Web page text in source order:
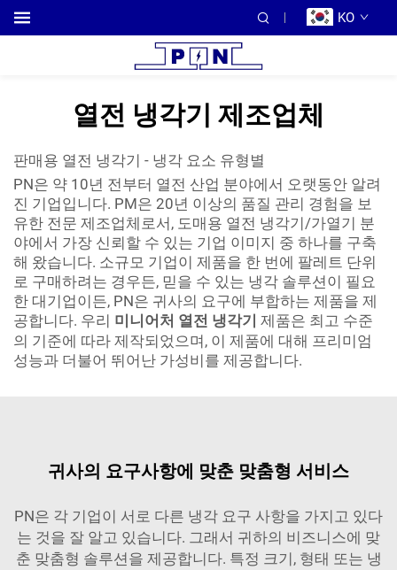
KO
열전 냉각기 제조업체
판매용 열전 냉각기 - 냉각 요소 유형별
PN은 약 10년 전부터 열전 산업 분야에서 오랫동안 알려
진 기업입니다. PM은 20년 이상의 품질 관리 경험을 보
유한 전문 제조업체로서, 도매용 열전 냉각기/가열기 분
야에서 가장 신뢰할 수 있는 기업 이미지 중 하나를 구축
해 왔습니다. 소규모 기업이 제품을 한 번에 팔레트 단위
로 구매하려는 경우든, 믿을 수 있는 냉각 솔루션이 필요
한 대기업이든, PN은 귀사의 요구에 부합하는 제품을 제
공합니다. 우리 미니어처 열전 냉각기 제품은 최고 수준
의 기준에 따라 제작되었으며, 이 제품에 대해 프리미엄
성능과 더불어 뛰어난 가성비를 제공합니다.
귀사의 요구사항에 맞춘 맞춤형 서비스
PN은 각 기업이 서로 다른 냉각 요구 사항을 가지고 있다
는 것을 잘 알고 있습니다. 그래서 귀하의 비즈니스에 맞
춘 맞춤형 솔루션을 제공합니다. 특정 크기, 형태 또는 냉